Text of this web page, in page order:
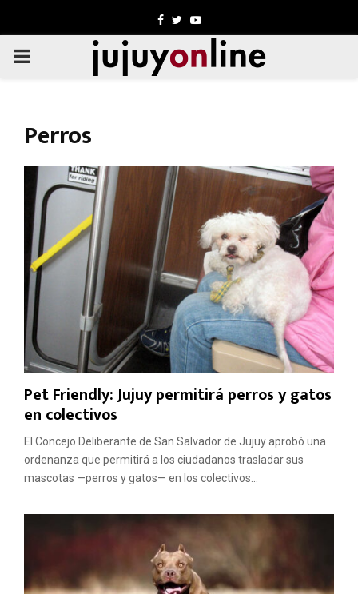
Facebook
TwitterYoutube
PRIMARY
Perros
Pet Friendly: Jujuy permitirá perros y gatos
en colectivos
El Concejo Deliberante de San Salvador de Jujuy aprobó una
ordenanza que permitirá a los ciudadanos trasladar sus
mascotas —perros y gatos— en los colectivos...